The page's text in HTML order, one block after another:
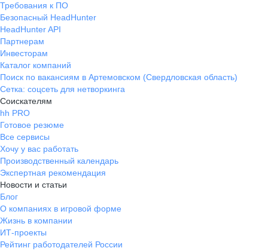
Требования к ПО
Безопасный HeadHunter
HeadHunter API
Партнерам
Инвесторам
Каталог компаний
Поиск по вакансиям в Артемовском (Свердловская область)
Сетка: соцсеть для нетворкинга
Соискателям
hh PRO
Готовое резюме
Все сервисы
Хочу у вас работать
Производственный календарь
Экспертная рекомендация
Новости и статьи
Блог
О компаниях в игровой форме
Жизнь в компании
ИТ-проекты
Рейтинг работодателей России